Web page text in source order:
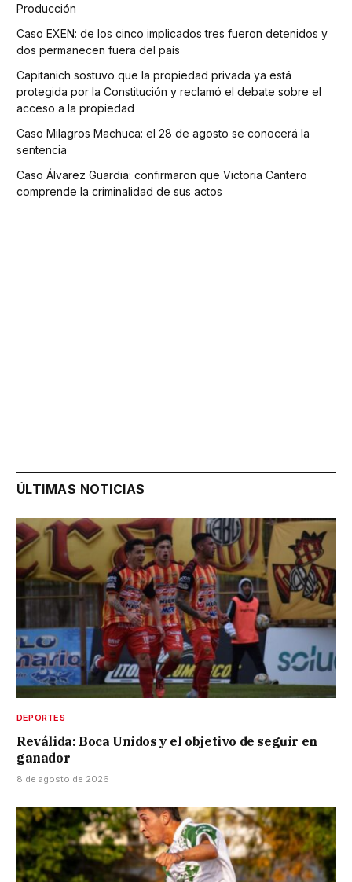
Producción
Caso EXEN: de los cinco implicados tres fueron detenidos y
dos permanecen fuera del país
Capitanich sostuvo que la propiedad privada ya está
protegida por la Constitución y reclamó el debate sobre el
acceso a la propiedad
Caso Milagros Machuca: el 28 de agosto se conocerá la
sentencia
Caso Álvarez Guardia: confirmaron que Victoria Cantero
comprende la criminalidad de sus actos
ÚLTIMAS NOTICIAS
DEPORTES
Reválida: Boca Unidos y el objetivo de seguir en
ganador
8 de agosto de 2026